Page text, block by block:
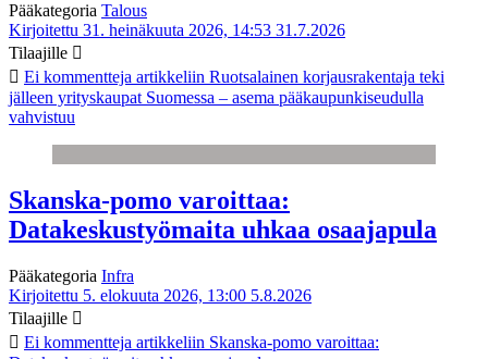
Pääkategoria Talous
Kirjoitettu 31. heinäkuuta 2026, 14:53 31.7.2026
Tilaajille
Ei kommentteja artikkeliin Ruotsalainen korjausrakentaja teki
jälleen yrityskaupat Suomessa – asema pääkaupunkiseudulla
vahvistuu
Skanska-pomo varoittaa:
Datakeskustyömaita uhkaa osaajapula
Pääkategoria Infra
Kirjoitettu 5. elokuuta 2026, 13:00 5.8.2026
Tilaajille
Ei kommentteja artikkeliin Skanska-pomo varoittaa: